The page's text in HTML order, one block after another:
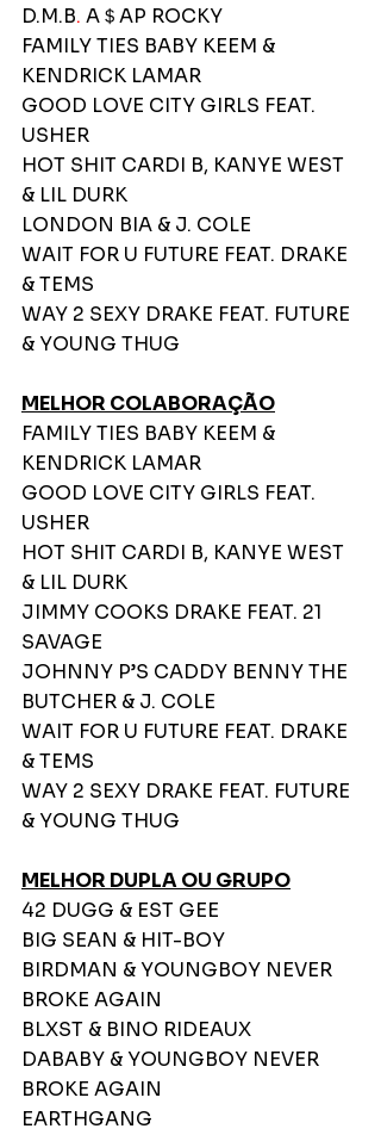
D.M.B. A＄AP ROCKY
FAMILY TIES BABY KEEM &
KENDRICK LAMAR
GOOD LOVE CITY GIRLS FEAT.
USHER
HOT SHIT CARDI B, KANYE WEST
& LIL DURK
LONDON BIA & J. COLE
WAIT FOR U FUTURE FEAT. DRAKE
& TEMS
WAY 2 SEXY DRAKE FEAT. FUTURE
& YOUNG THUG
MELHOR COLABORAÇÃO
FAMILY TIES BABY KEEM &
KENDRICK LAMAR
GOOD LOVE CITY GIRLS FEAT.
USHER
HOT SHIT CARDI B, KANYE WEST
& LIL DURK
JIMMY COOKS DRAKE FEAT. 21
SAVAGE
JOHNNY P’S CADDY BENNY THE
BUTCHER & J. COLE
WAIT FOR U FUTURE FEAT. DRAKE
& TEMS
WAY 2 SEXY DRAKE FEAT. FUTURE
& YOUNG THUG
MELHOR DUPLA OU GRUPO
42 DUGG & EST GEE
BIG SEAN & HIT-BOY
BIRDMAN & YOUNGBOY NEVER
BROKE AGAIN
BLXST & BINO RIDEAUX
DABABY & YOUNGBOY NEVER
BROKE AGAIN
EARTHGANG